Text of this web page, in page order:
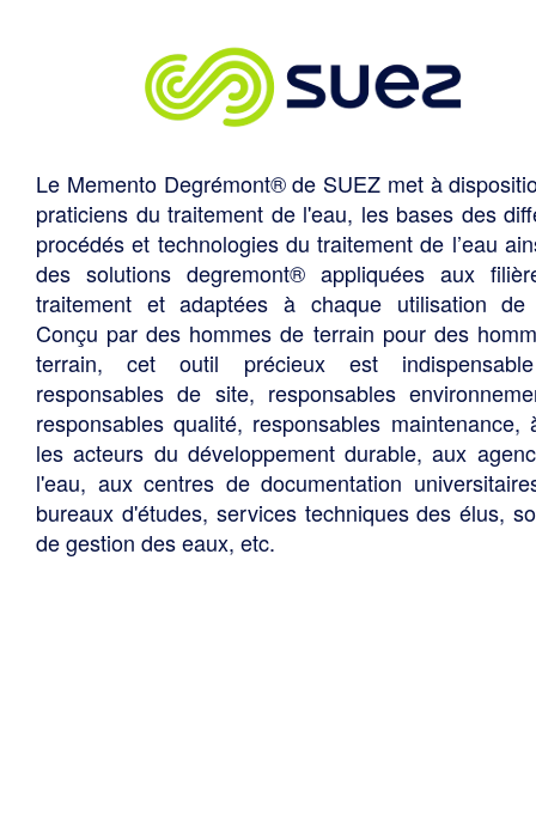
Le Memento Degrémont® de SUEZ met à
praticiens du traitement de l'eau, les bases des
procédés et technologies du traitement de l’eau
des solutions degremont® appliquées aux
traitement et adaptées à chaque utilisation de
Conçu par des hommes de terrain pour des
terrain, cet outil précieux est
responsables de site, responsables
responsables qualité, responsables maintenance,
les acteurs du développement durable, aux
l'eau, aux centres de documentation
bureaux d'études, services techniques des élus,
de gestion des eaux, etc.